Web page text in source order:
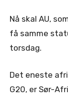
Nå skal AU,
få samme
torsdag.
Det eneste
G20, er Sør-